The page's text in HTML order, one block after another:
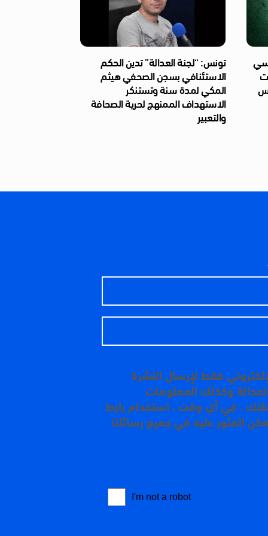
تونس: “لجنة العدالة” تدين الحكم
الاستئنافي بسجن الصحفي هيثم
المكي لمدة سنة وتستنكر
الاستهداف الممنهج لحرية الصحافة
والتعبير
فقط لإرسال النشرة
وكذلك المعلومات
، في أي وقت ، استخدام رابط
العثور عليه في جميع رسائلنا